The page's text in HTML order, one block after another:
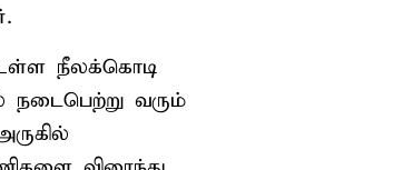
உள்ள நீலக்கொடி
நடைபெற்று வரும்